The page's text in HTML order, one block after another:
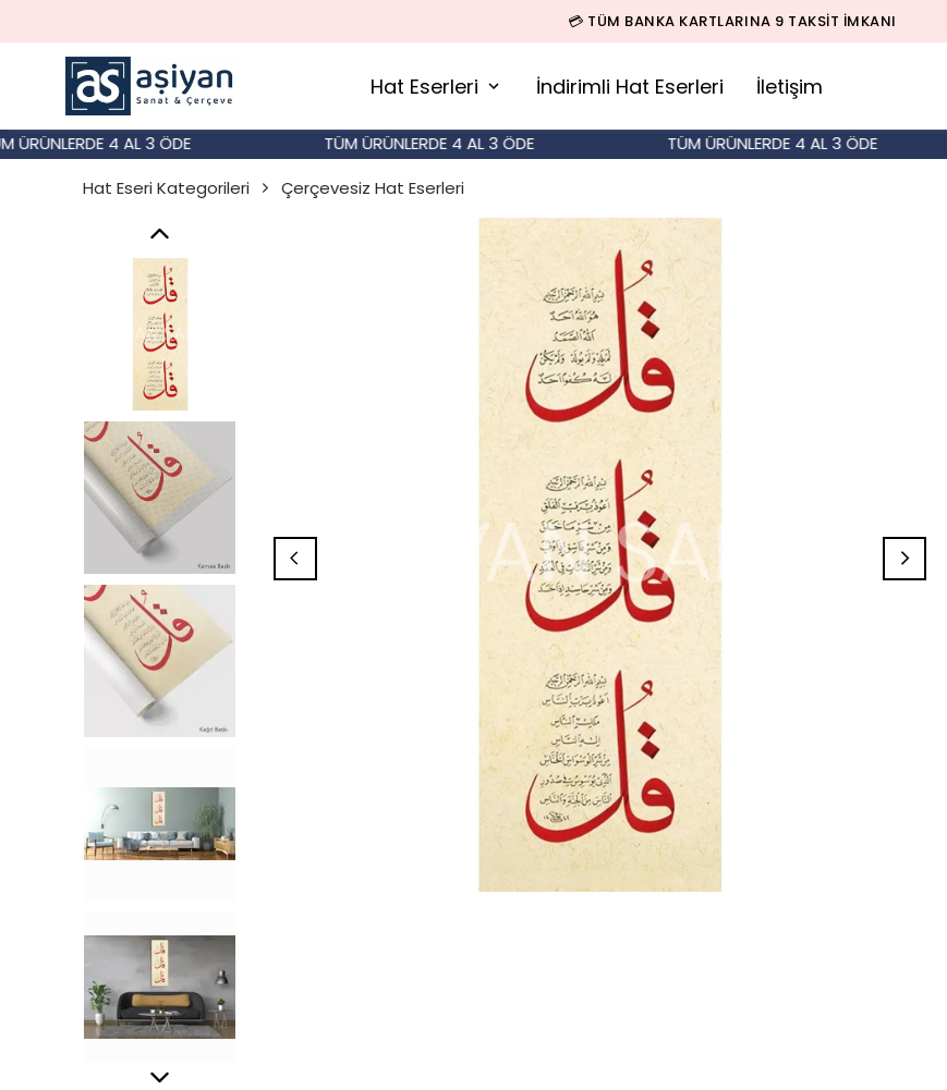
🚚 500 TL ÜZERİ SİPARİŞLERDE KARGO BEDAVA!
Hat Eserleri İndirimli Hat Eserleri İletişim
4 AL 3 ÖDE TÜM ÜRÜNLERDE 4 AL 3 ÖDE TÜM ÜRÜNLERDE 4 AL 3 ÖDE
Hat Eseri Kategorileri
Çerçevesiz Hat Eserleri